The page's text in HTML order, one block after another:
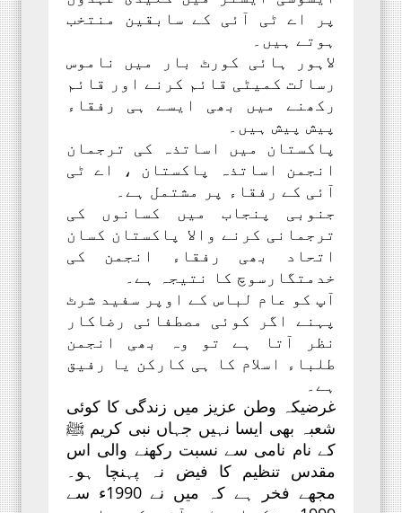
پر اے ٹی آئی کے سابقین منتخب
ہوتے ہیں۔
لاہور ہائی کورٹ بار میں ناموس
رسالت کمیٹی قائم کرنے اور قائم
رکھنے میں بھی ایسے ہی رفقاء
پیش پیش ہیں۔
پاکستان میں اساتذہ کی ترجمان
انجمن اساتذہ پاکستان ، اے ٹی
آئی کے رفقاء پر مشتمل ہے۔
جنوبی پنجاب میں کسانوں کی
ترجمانی کرنے والا پاکستان کسان
اتحاد بھی رفقاء انجمن کی
خدمتگارسوچ کا نتیجہ ہے۔
آپ کو عام لباس کے اوپر سفید شرٹ
پہنے اگر کوئی مصطفائی رضاکار
نظر آتا ہے تو وہ بھی انجمن
طلباء اسلام کا ہی کارکن یا رفیق
ہے۔
غرضیکہ وطن عزیز میں زندگی کا کوئی
شعبہ بھی ایسا نہیں جہاں نبی کریم ﷺ
کے نام نامی سے نسبت رکھنے والی اس
مقدس تنظیم کا فیض نہ پہنچا ہو۔
مجھے فخر ہے کہ میں نے 1990ء سے